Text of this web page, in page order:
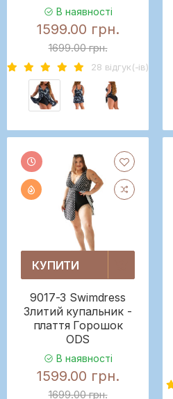
В наявності
1599.00 грн.
1699.00 грн.
28 вiдгук(-iв)
КУПИТИ
9017-3 Swimdress
Злитий купальник -
плаття Горошок
ODS
В наявності
1599.00 грн.
1699.00 грн.